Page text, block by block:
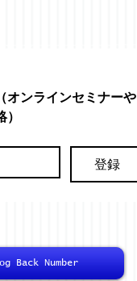
オンラインセミナーや
登録
Back Number